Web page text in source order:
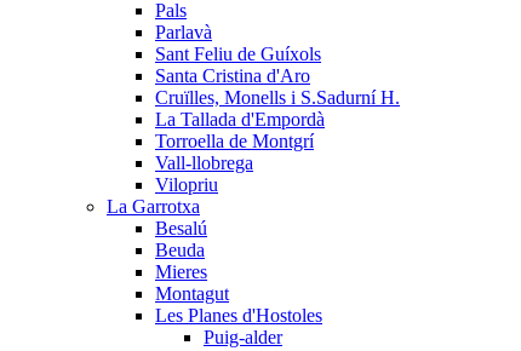
Pals
Parlavà
Sant Feliu de Guíxols
Santa Cristina d'Aro
Cruïlles, Monells i S.Sadurní H.
La Tallada d'Empordà
Torroella de Montgrí
Vall-llobrega
Vilopriu
La Garrotxa
Besalú
Beuda
Mieres
Montagut
Les Planes d'Hostoles
Puig-alder